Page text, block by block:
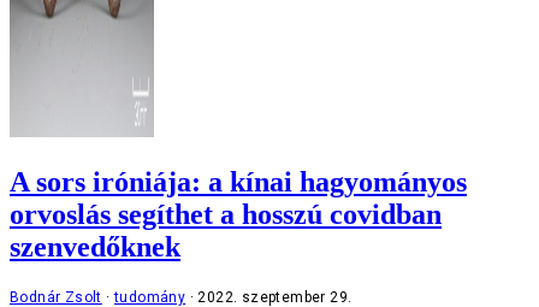
A sors iróniája: a kínai hagyományos
orvoslás segíthet a hosszú covidban
szenvedőknek
Bodnár Zsolt tudomány 2022. szeptember 29.